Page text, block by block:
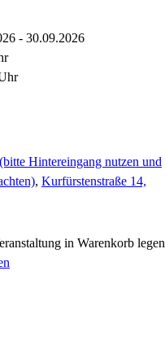
- 30.09.2026
Hintereingang nutzen und
, Kurfürstenstraße 14,
in Warenkorb legen